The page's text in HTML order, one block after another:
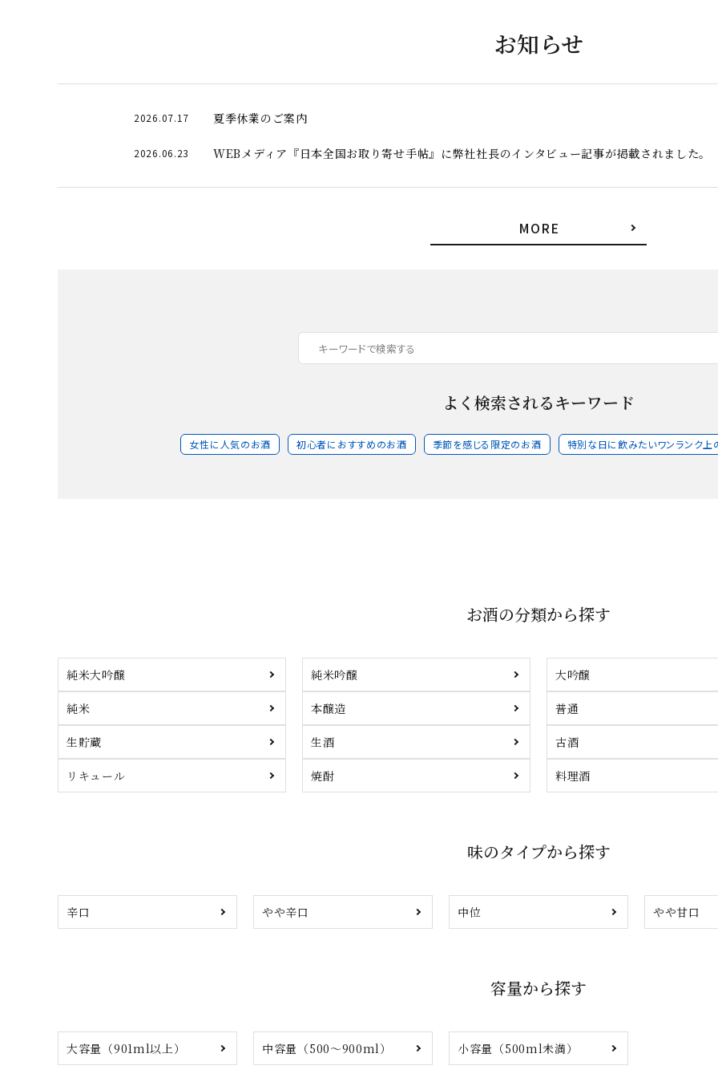
お知らせ
2026.07.17 夏季休業のご案内
2026.06.23 WEBメディア『日本全国お取り寄せ手帖』に弊社社長のインタビュー記事が掲載されました。
MORE
よく検索されるキーワード
女性に人気のお酒 初心者におすすめのお酒 季節を感じる限定のお酒 特別な日に飲みたいワンランク上
お酒の分類から探す
純米大吟醸 純米吟醸 大吟醸
純米 本醸造 普通
生貯蔵 生酒 古酒
リキュール 焼酎 料理酒
味のタイプから探す
辛口 やや辛口 中位 やや甘口
容量から探す
大容量（901ml以上） 中容量（500～900ml） 小容量（500ml未満）